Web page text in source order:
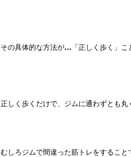
その具体的な方法が…「正しく歩く」こ
正しく歩くだけで、ジムに通わずとも丸
むしろジムで間違った筋トレをすること